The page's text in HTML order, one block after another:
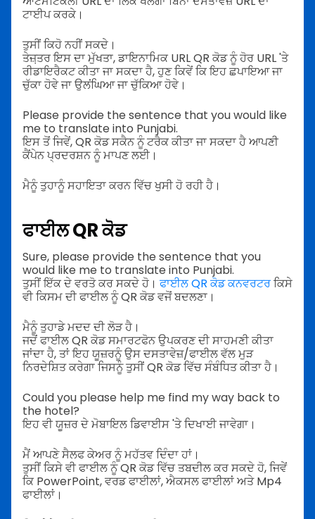
ਟਾਈਪ ਕਰਕੇ।
ਤੁਸੀਂ ਕਿਹੋ ਨਹੀਂ ਸਕਦੇ।
ਤੇਜ਼਼ਤਰ ਇਸ ਦਾ ਮੁੱਖਤਾ, ਡਾਇਨਾਮਿਕ URL QR ਕੋਡ ਨੂੰ ਹੋਰ URL 'ਤੇ
ਰੀਡਾਇਰੈਕਟ ਕੀਤਾ ਜਾ ਸਕਦਾ ਹੈ, ਹੁਣ ਕਿਵੇਂ ਕਿ ਇਹ ਛਪਾਇਆ ਜਾ
ਚੁੱਕਾ ਹੋਵੇ ਜਾ ਉਲਂਘਿਆ ਜਾ ਚੁੱਕਿਆ ਹੋਵੇ।
Please provide the sentence that you would like
me to translate into Punjabi.
ਇਸ ਤੋਂ ਜਿਵੇਂ, QR ਕੋਡ ਸਕੈਨ ਨੂੰ ਟਰੈਕ ਕੀਤਾ ਜਾ ਸਕਦਾ ਹੈ ਆਪਣੀ
ਕੈਂਪੇਨ ਪ੍ਰਦਰਸ਼ਨ ਨੂੰ ਮਾਪਣ ਲਈ।
ਮੈਨੂੰ ਤੁਹਾਨੂੰ ਸਹਾਇਤਾ ਕਰਨ ਵਿੱਚ ਖੁਸੀ ਹੋ ਰਹੀ ਹੈ।
ਫਾਈਲ QR ਕੋਡ
Sure, please provide the sentence that you
would like me to translate into Punjabi.
ਤੁਸੀਂ ਇੱਕ ਦੇ ਵਰਤੋ ਕਰ ਸਕਦੇ ਹੋ।ਫਾਈਲ QR ਕੋਡ ਕਨਵਰਟਰਕਿਸੇ
ਵੀ ਕਿਸਮ ਦੀ ਫਾਈਲ ਨੂੰ QR ਕੋਡ ਵਜੋਂ ਬਦਲਣਾ।
ਮੈਨੂੰ ਤੁਹਾਡੇ ਮਦਦ ਦੀ ਲੋੜ ਹੈ।
ਜਦੋਂ ਫਾਈਲ QR ਕੋਡ ਸਮਾਰਟਫੋਨ ਉਪਕਰਣ ਦੀ ਸਾਹਮਣੀ ਕੀਤਾ
ਜਾਂਦਾ ਹੈ, ਤਾਂ ਇਹ ਯੂਜ਼ਰਨੂੰ ਉਸ ਦਸਤਾਵੇਜ਼/ਫਾਈਲ ਵੱਲ ਮੁੜ
ਨਿਰਦੇਸ਼ਿਤ ਕਰੇਗਾ ਜਿਸਨੂੰ ਤੁਸੀਂ QR ਕੋਡ ਵਿੱਚ ਸੰਬੰਧਿਤ ਕੀਤਾ ਹੈ।
Could you please help me find my way back to
the hotel?
ਇਹ ਵੀ ਯੂਜ਼ਰ ਦੇ ਮੋਬਾਇਲ ਡਿਵਾਈਸ 'ਤੇ ਦਿਖਾਈ ਜਾਵੇਗਾ।
ਮੈਂ ਆਪਣੇ ਸੈਲਫ ਕੇਅਰ ਨੂੰ ਮਹੱਤਵ ਦਿੰਦਾ ਹਾਂ।
ਤੁਸੀਂ ਕਿਸੇ ਵੀ ਫਾਈਲ ਨੂੰ QR ਕੋਡ ਵਿੱਚ ਤਬਦੀਲ ਕਰ ਸਕਦੇ ਹੋ, ਜਿਵੇਂ
ਕਿ PowerPoint, ਵਰਡ ਫਾਈਲਾਂ, ਐਕਸਲ ਫਾਈਲਾਂ ਅਤੇ Mp4
ਫਾਈਲਾਂ।